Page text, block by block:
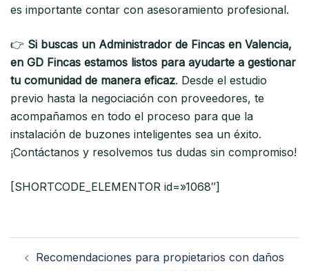
es importante contar con asesoramiento profesional.
👉 Si buscas un Administrador de Fincas en Valencia,
en GD Fincas estamos listos para ayudarte a gestionar
tu comunidad de manera eficaz. Desde el estudio
previo hasta la negociación con proveedores, te
acompañamos en todo el proceso para que la
instalación de buzones inteligentes sea un éxito.
¡Contáctanos y resolvemos tus dudas sin compromiso!
[SHORTCODE_ELEMENTOR id=»1068″]
de Recomendaciones para propietarios con daños